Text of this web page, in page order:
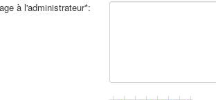
à l'administrateur*: